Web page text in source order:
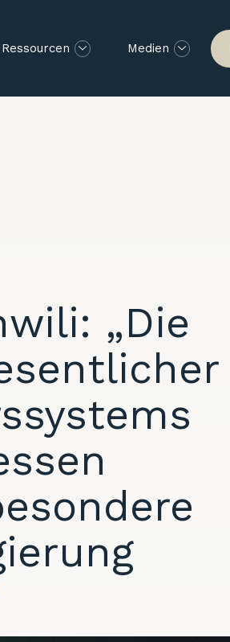
Ressourcen Medien
„Die